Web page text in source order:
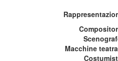
Macchine